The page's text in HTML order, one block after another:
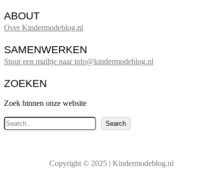
ABOUT
Over Kindermodeblog.nl
SAMENWERKEN
Stuur een mailtje naar info@kindermodeblog.nl
ZOEKEN
Zoek binnen onze website
Z
o
Search
Copyright © 2025 | Kindermodeblog.nl